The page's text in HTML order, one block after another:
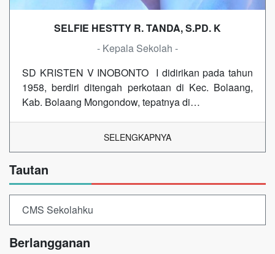
SELFIE HESTTY R. TANDA, S.PD. K
- Kepala Sekolah -
SD KRISTEN V INOBONTO I didirikan pada tahun
1958, berdiri ditengah perkotaan di Kec. Bolaang,
Kab. Bolaang Mongondow, tepatnya di…
SELENGKAPNYA
Tautan
CMS Sekolahku
Berlangganan